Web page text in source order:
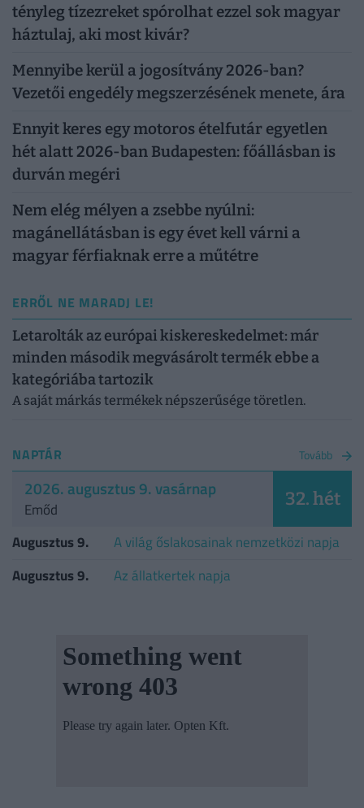
tényleg tízezreket spórolhat ezzel sok magyar
háztulaj, aki most kivár?
Mennyibe kerül a jogosítvány 2026-ban?
Vezetői engedély megszerzésének menete, ára
Ennyit keres egy motoros ételfutár egyetlen
hét alatt 2026-ban Budapesten: főállásban is
durván megéri
Nem elég mélyen a zsebbe nyúlni:
magánellátásban is egy évet kell várni a
magyar férfiaknak erre a műtétre
ERRŐL NE MARADJ LE!
Letarolták az európai kiskereskedelmet: már
minden második megvásárolt termék ebbe a
kategóriába tartozik
A saját márkás termékek népszerűsége töretlen.
NAPTÁR Tovább
2026. augusztus 9. vasárnap
Emőd 32. hét
Augusztus 9.
A világ őslakosainak nemzetközi napja
Augusztus 9.
Az állatkertek napja